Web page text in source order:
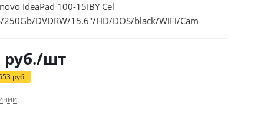
IdeaPad 100-15IBY Cel
DVDRW/15.6"/HD/DOS/black/WiFi/Cam
руб./шт
руб.